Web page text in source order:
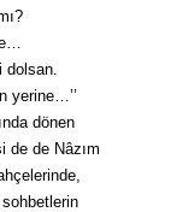
yerine…’’
dönen
de de Nâzım